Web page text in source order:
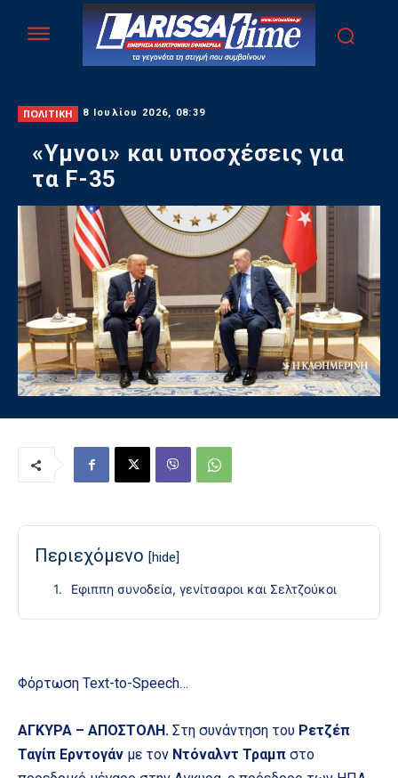
ΠΟΛΙΤΙΚΗ 8 Ιουλίου 2026, 08:39
«Υμνοι» και υποσχέσεις για
τα F-35
Περιεχόμενο [hide]
Eφιππη συνοδεία, γενίτσαροι και Σελτζούκοι
Φόρτωση Text-to-Speech…
ΑΓΚΥΡΑ – ΑΠΟΣΤΟΛΗ. Στη συνάντηση του Ρετζέπ
Ταγίπ Ερντογάν με τον Ντόναλντ Τραμπ στο